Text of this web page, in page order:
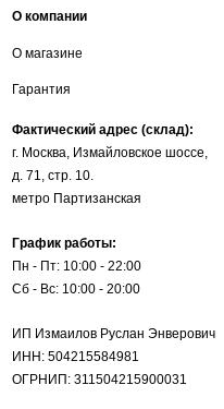
О компании
О магазине
Гарантия
Фактический адрес (склад):
г. Москва, Измайловское шоссе,
д. 71, стр. 10.
метро Партизанская
График работы:
Пн - Пт: 10:00 - 22:00
Сб - Вс: 10:00 - 20:00
ИП Измаилов Руслан Энверович
ИНН: 504215584981
ОГРНИП: 311504215900031